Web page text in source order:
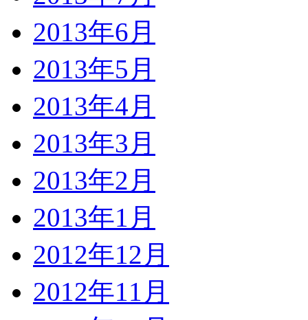
2013年6月
2013年5月
2013年4月
2013年3月
2013年2月
2013年1月
2012年12月
2012年11月